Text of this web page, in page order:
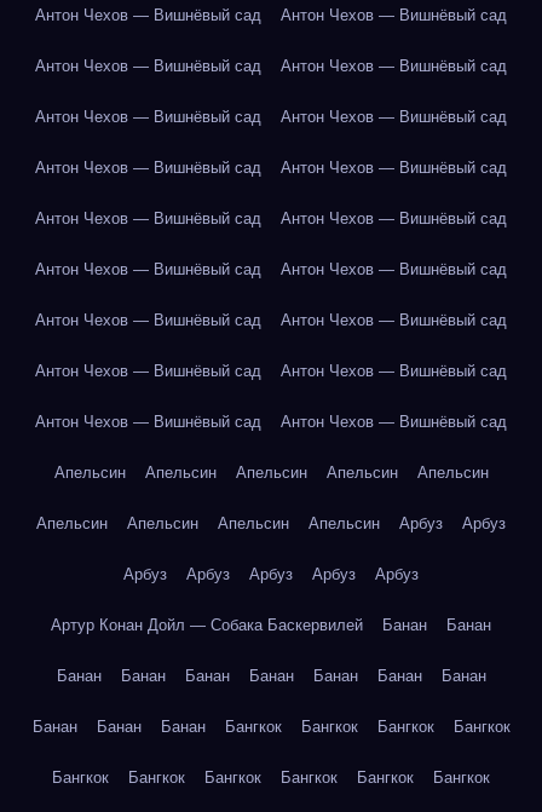
Антон Чехов — Вишнёвый сад Антон Чехов — Вишнёвый сад
Антон Чехов — Вишнёвый сад Антон Чехов — Вишнёвый сад
Антон Чехов — Вишнёвый сад Антон Чехов — Вишнёвый сад
Антон Чехов — Вишнёвый сад Антон Чехов — Вишнёвый сад
Антон Чехов — Вишнёвый сад Антон Чехов — Вишнёвый сад
Антон Чехов — Вишнёвый сад Антон Чехов — Вишнёвый сад
Антон Чехов — Вишнёвый сад Антон Чехов — Вишнёвый сад
Антон Чехов — Вишнёвый сад Антон Чехов — Вишнёвый сад
Антон Чехов — Вишнёвый сад Антон Чехов — Вишнёвый сад
Апельсин Апельсин Апельсин Апельсин Апельсин
Апельсин Апельсин Апельсин Апельсин Арбуз Арбуз
Арбуз Арбуз Арбуз Арбуз Арбуз
Артур Конан Дойл — Собака Баскервилей Банан Банан
Банан Банан Банан Банан Банан Банан Банан
Банан Банан Банан Бангкок Бангкок Бангкок Бангкок
Бангкок Бангкок Бангкок Бангкок Бангкок Бангкок